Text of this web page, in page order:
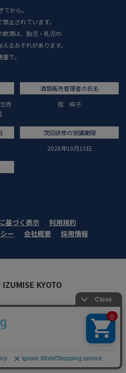
から。
止されています。
飲酒は、胎児・乳児の
るおそれがあります。
で。
売
酒類販売管理者の氏名
桂 純子
次回研修の受講期限
2028年10月15日
基づく表示
利用規約
ー
会社概要 採用情報
KYOTO
立売西町60
ンホールディングスのグループ会社